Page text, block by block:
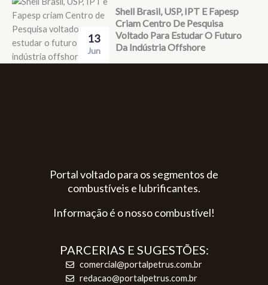
13
Jun
Shell Brasil, USP, IPT E Fapesp
Criam Centro De Pesquisa
Voltado Para Estudar O Futuro
Da Indústria Offshore
Portal voltado para os segmentos de
combustíveis e lubrificantes.
Informação é o nosso combustível!
PARCERIAS E SUGESTÕES:
comercial@portalpetrus.com.br
redacao@portalpetrus.com.br